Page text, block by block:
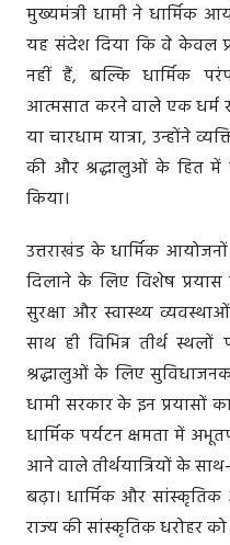
मुख्यमंत्री धामी ने धार्मिक
यह संदेश दिया कि वे केवल
नहीं हैं, बल्कि धार्मिक
आत्मसात करने वाले एक धर्म
या चारधाम यात्रा, उन्होंने
की और श्रद्धालुओं के हित में
किया।
उत्तराखंड के धार्मिक आयोजनों
दिलाने के लिए विशेष
सुरक्षा और स्वास्थ्य
साथ ही विभिन्न तीर्थ
श्रद्धालुओं के लिए
धामी सरकार के इन प्रयासों
धार्मिक पर्यटन क्षमता में
आने वाले तीर्थयात्रियों के
बढ़ा। धार्मिक और
राज्य की सांस्कृतिक धरोहर